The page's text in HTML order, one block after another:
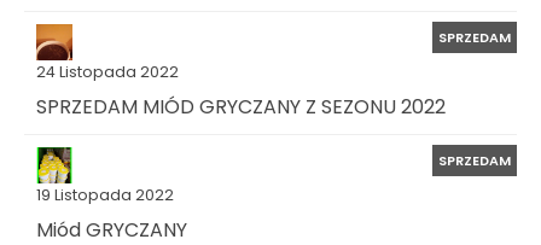
24 Listopada 2022
SPRZEDAM
SPRZEDAM MIÓD GRYCZANY Z SEZONU 2022
19 Listopada 2022
SPRZEDAM
Miód GRYCZANY